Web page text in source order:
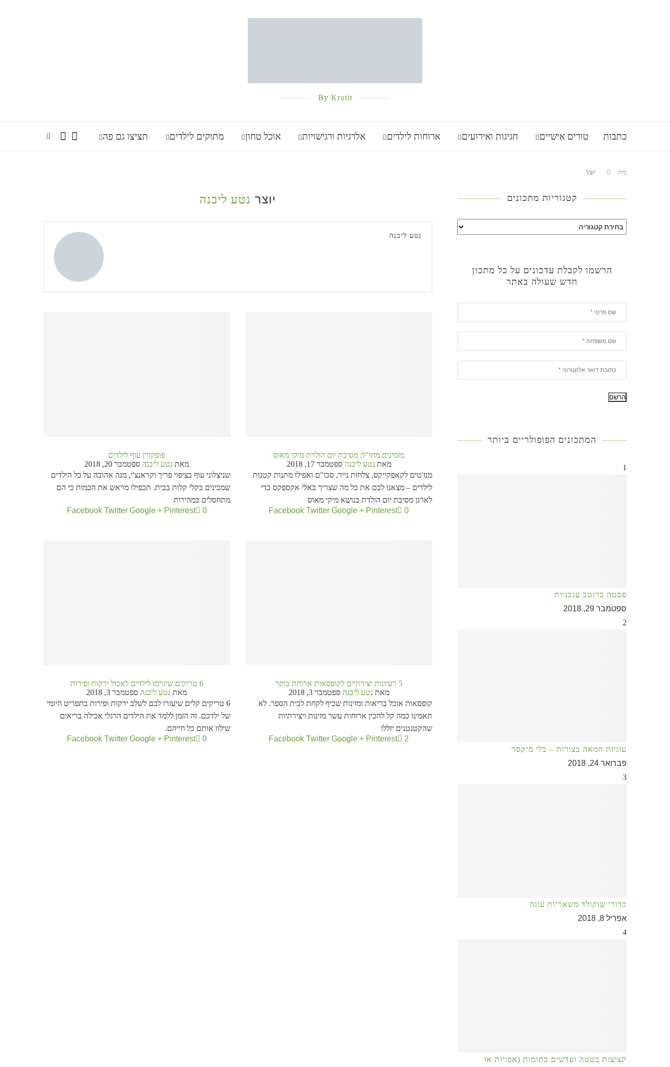
By Krutit
תציצו גם פה מתוקים לילדים אוכל טחון אלרגיות ורגישויות ארוחות לילדים חגיגות ואירועים טורים אישיים כתבות
בית יוצר
יוצר נטע ליבנה
נטע ליבנה
פופקורן עוף לילדים
מאת נטע ליבנה ספטמבר 20, 2018
שניצלוני עוף בציפוי פריך וקראנצ'י, מנה אהובה על כל הילדים
שמכינים בקלי קלות בבית. תכפילו מראש את הכמות כי הם
מתחסלים במהירות
0
Facebook Twitter Google + Pinterest
מזמינים מחו"ל: מסיבת יום הולדת מיקי מאוס
מאת נטע ליבנה ספטמבר 17, 2018
מנז'טים לקאפקייקס, צלחות נייר, סכו"ם ואפילו מתנות קטנות
לילדים – מצאנו לכם את כל מה שצריך באלי אקספקס כדי
לארגן מסיבת יום הולדת בנושא מיקי מאוס
0
Facebook Twitter Google + Pinterest
6 טריקים שיגרמו לילדים לאכול ירקות ופירות
מאת נטע ליבנה ספטמבר 3, 2018
6 טריקים קלים שיעזרו לכם לשלב ירקות ופירות בתפריט היומי
של ילדכם. זה הזמן ללמד את הילדים הרגלי אכילה בריאים
שילוו אותם כל חייהם.
0
Facebook Twitter Google + Pinterest
5 רעיונות יצירתיים לקופסאות ארוחת בוקר
מאת נטע ליבנה ספטמבר 3, 2018
קופסאות אוכל בריאות ומזינות שכיף לקחת לבית הספר. לא
תאמינו כמה קל להכין ארוחות עשר מזינות ויצירתיות
שהקטנטנים יזללו
2
Facebook Twitter Google + Pinterest
קטגוריות מתכונים
הרשמו לקבלת עדכונים על כל מתכון
חדש שעולה באתר
המתכונים הפופולריים ביותר
1
פסטה ברוטב עגבניות
ספטמבר 29, 2018
2
עוגיות חמאה בצורות – בלי מיקסר
פברואר 24, 2018
3
כדורי שוקולד משאריות עוגה
אפריל 8, 2018
4
קציצות בטטה ועדשים כתומות (אפויות או